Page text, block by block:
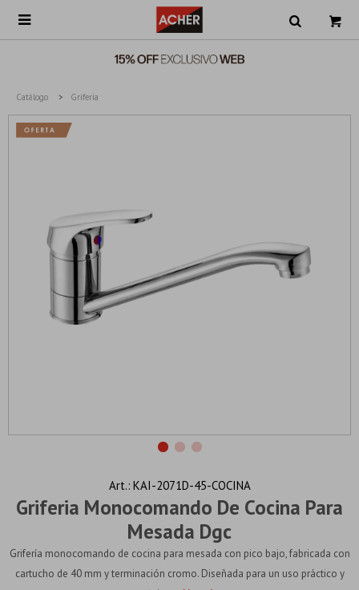

Catálogo Grifería
Griferia Monocomando De Cocina Para
Mesada Dgc
KAI-2071D-45-COCINA
Grifería monocomando de cocina para mesada con pico bajo, fabricada con
cartucho de 40 mm y terminación cromo. Diseñada para un uso práctico y